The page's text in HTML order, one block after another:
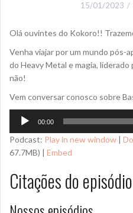
15/01/2023
Olá ouvintes do Kokoro!!
Venha viajar por um mundo pós-
do Heavy Metal e magia,
não!
Vem conversar conosco sobre
Tocador
áudio
00:00
Podcast: Play in new window |
67.7MB) | Embed
Citações do episódio